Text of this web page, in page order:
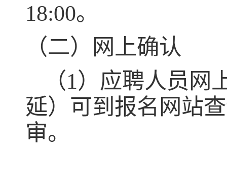
18:00。
（二）网上确认
（1）应聘人员网
延）可到报名网站
审。